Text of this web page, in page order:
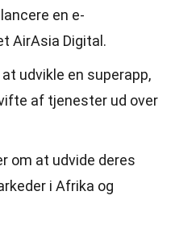
en e-
AirAsia Digital.
udvikle en superapp,
af tjenester ud over
om at udvide deres
i Afrika og